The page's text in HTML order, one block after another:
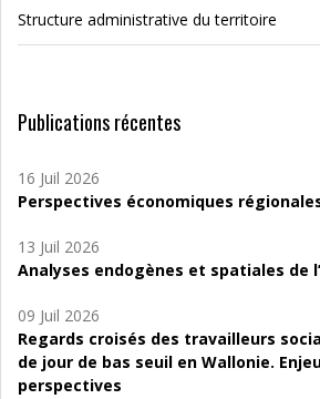
Structure administrative du territoire
Publications récentes
16 Juil 2026
Perspectives économiques
13 Juil 2026
Analyses endogènes et spatiales de
09 Juil 2026
Regards croisés des travailleurs
de jour de bas seuil en Wallonie.
perspectives